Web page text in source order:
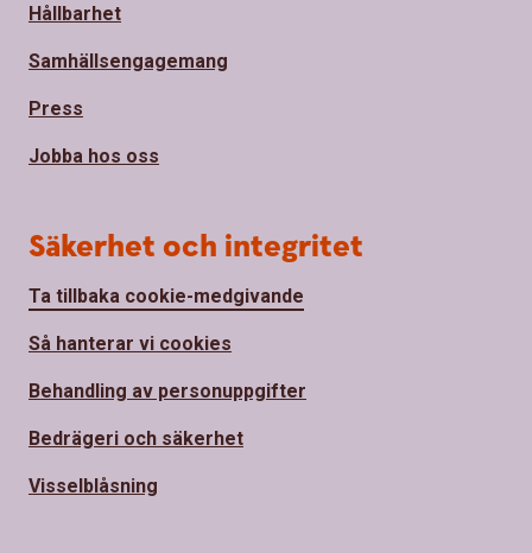
Hållbarhet
Samhällsengagemang
Press
Jobba hos oss
Säkerhet och integritet
Ta tillbaka cookie-medgivande
Så hanterar vi cookies
Behandling av personuppgifter
Bedrägeri och säkerhet
Visselblåsning